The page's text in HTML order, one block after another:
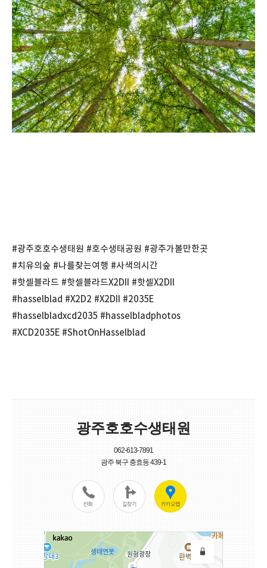
#광주호호수생태원 #호수생태공원 #광주가볼만한곳
#치유의숲 #나를찾는여행 #사색의시간
#핫셀블라드 #핫셀블라드X2DII #핫셀X2DII
#hasselblad #X2D2 #X2DII #2035E
#hasselbladxcd2035 #hasselbladphotos
#XCD2035E #ShotOnHasselblad